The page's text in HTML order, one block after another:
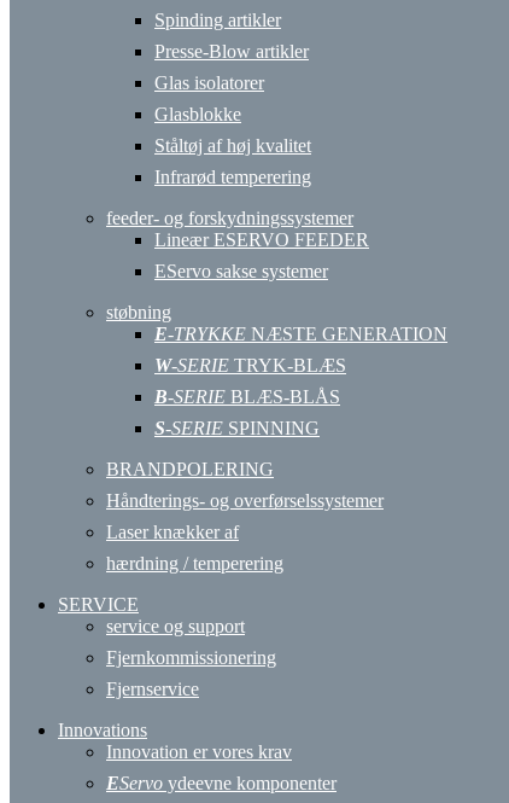
Spinding artikler
Presse-Blow artikler
Glas isolatorer
Glasblokke
Ståltøj af høj kvalitet
Infrarød temperering
feeder- og forskydningssystemer
Lineær ESERVO FEEDER
EServo sakse systemer
støbning
E-TRYKKE NÆSTE GENERATION
W-SERIE TRYK-BLÆS
B-SERIE BLÆS-BLÅS
S-SERIE SPINNING
BRANDPOLERING
Håndterings- og overførselssystemer
Laser knækker af
hærdning / temperering
SERVICE
service og support
Fjernkommissionering
Fjernservice
Innovations
Innovation er vores krav
EServo ydeevne komponenter